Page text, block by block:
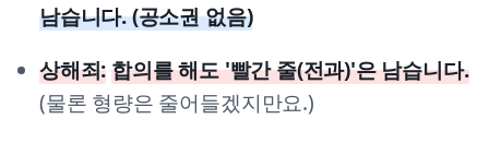
남습니다. (공소권 없음)
상해죄:합의를 해도 '빨간 줄(전과)'은 남습니다.
(물론 형량은 줄어들겠지만요.)